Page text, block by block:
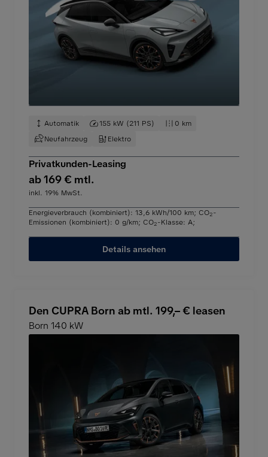
Automatik 155 kW (211 PS)
0 km
Neufahrzeug
Elektro
Privatkunden-Leasing
ab 169 € mtl.
inkl. 19% MwSt.
Energieverbrauch (kombiniert): 13,6 kWh/100 km; CO2-
Emissionen (kombiniert): 0 g/km; CO2-Klasse: A;
Details ansehen
Den CUPRA Born ab mtl. 199,– € leasen
Born 140 kW